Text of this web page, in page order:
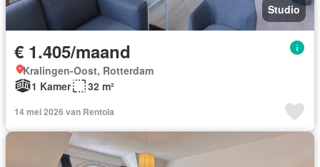
Studio
€ 1.405/maand
Kralingen-Oost, Rotterdam
1 Kamer
32 m²
14 mei 2026 van Rentola